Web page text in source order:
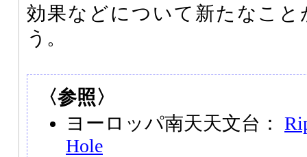
効果などについて新たなこ
う。
〈参照〉
ヨーロッパ南天天文台：
Hole